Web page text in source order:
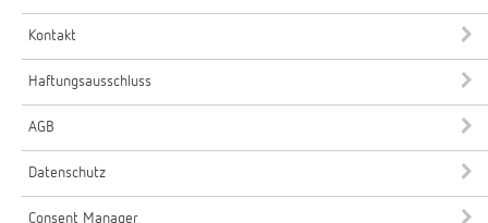
Kontakt
Haftungsausschluss
AGB
Datenschutz
Consent Manager